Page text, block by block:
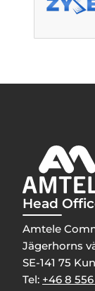
Head
Amtele
Jägerhorns
SE-141 75
Tel: +46 8